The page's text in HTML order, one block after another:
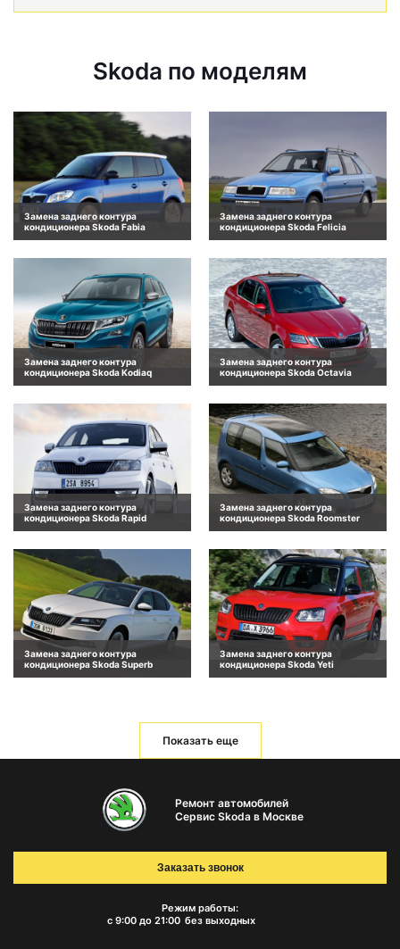
Skoda по моделям
Замена заднего контура
кондиционера Skoda Fabia
Замена заднего контура
кондиционера Skoda Felicia
Замена заднего контура
кондиционера Skoda Kodiaq
Замена заднего контура
кондиционера Skoda Octavia
Замена заднего контура
кондиционера Skoda Rapid
Замена заднего контура
кондиционера Skoda Roomster
Замена заднего контура
кондиционера Skoda Superb
Замена заднего контура
кондиционера Skoda Yeti
Показать еще
Ремонт автомобилей
Сервис Skoda в Москве
Режим работы:
с 9:00 до 21:00 без выходных
Заказать звонок